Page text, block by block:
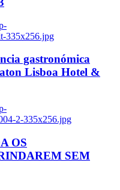
335x256.jpg
gastronómica
Lisboa Hotel &
2-335x256.jpg
OS
SEM